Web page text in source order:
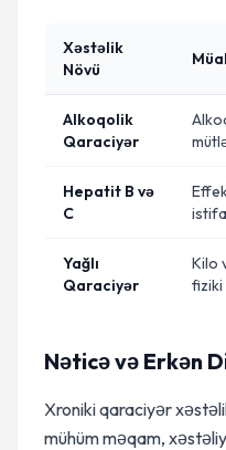
Xəstəlik
Növü
Alkoqolik
Qaraciyər
Hepatit B və
C
Yağlı
Qaraciyər
Kilo
Nəticə və Erkən
Xroniki qaraciyər
mühüm məqam,